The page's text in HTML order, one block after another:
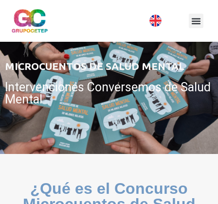
MICROCUENTOS DE SALUD MENTAL
Intervenciones Conversemos de Salud
Mental
¿Qué es el Concurso